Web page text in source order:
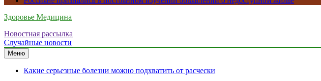
Здоровье Медицина
Новостная рассылка
Случайные новости
Меню
Какие серьезные болезни можно подхватить от расчески